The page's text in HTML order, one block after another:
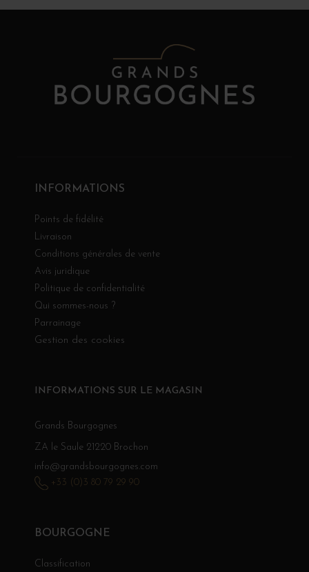
INFORMATIONS
Points de fidélité
Livraison
Conditions générales de vente
Avis juridique
Politique de confidentialité
Qui sommes-nous ?
Parrainage
Gestion des cookies
BOURGOGNE
Classification
INFORMATIONS SUR LE MAGASIN
Grands Bourgognes
ZA le Saule 21220 Brochon
info@grandsbourgognes.com
+33 (0)3 80 79 29 90